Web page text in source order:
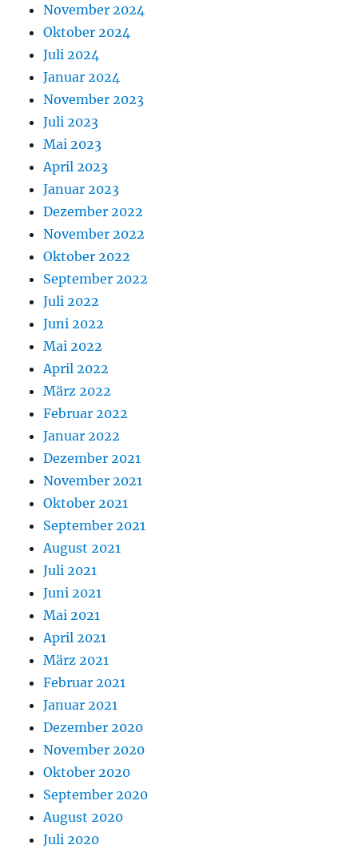
November 2024
Oktober 2024
Juli 2024
Januar 2024
November 2023
Juli 2023
Mai 2023
April 2023
Januar 2023
Dezember 2022
November 2022
Oktober 2022
September 2022
Juli 2022
Juni 2022
Mai 2022
April 2022
März 2022
Februar 2022
Januar 2022
Dezember 2021
November 2021
Oktober 2021
September 2021
August 2021
Juli 2021
Juni 2021
Mai 2021
April 2021
März 2021
Februar 2021
Januar 2021
Dezember 2020
November 2020
Oktober 2020
September 2020
August 2020
Juli 2020